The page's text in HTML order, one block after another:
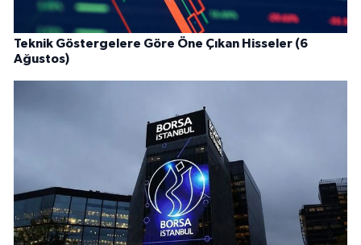
Teknik Göstergelere Göre Öne Çıkan Hisseler (6
Ağustos)